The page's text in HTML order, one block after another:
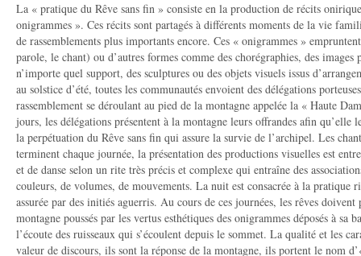
La « pratique du Rêve sans fin » consiste en la production de récits
onigrammes ». Ces récits sont partagés à différents moments de la vie
de rassemblements plus importants encore. Ces « onigrammes »
parole, le chant) ou d’autres formes comme des chorégraphies, des images
n’importe quel support, des sculptures ou des objets visuels issus
au solstice d’été, toutes les communautés envoient des délégations
rassemblement se déroulant au pied de la montagne appelée la « Haute
jours, les délégations présentent à la montagne leurs offrandes afin qu’elle
la perpétuation du Rêve sans fin qui assure la survie de l’archipel. Les
terminent chaque journée, la présentation des productions visuelles est
et de danse selon un rite très précis et complexe qui entraîne des
couleurs, de volumes, de mouvements. La nuit est consacrée à la
assurée par des initiés aguerris. Au cours de ces journées, les rêves
montagne poussés par les vertus esthétiques des onigrammes déposés à sa
l’écoute des ruisseaux qui s’écoulent depuis le sommet. La qualité et les
valeur de discours, ils sont la réponse de la montagne, ils portent le nom